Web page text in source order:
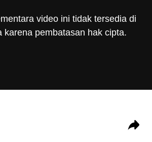
video ini tidak tersedia di
karena pembatasan hak cipta.